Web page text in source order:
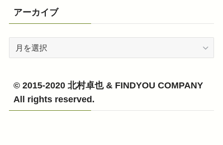
アーカイブ
© 2015-2020 北村卓也 & FINDYOU COMPANY
All rights reserved.